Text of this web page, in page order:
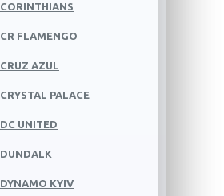
CORINTHIANS
CR FLAMENGO
CRUZ AZUL
CRYSTAL PALACE
DC UNITED
DUNDALK
DYNAMO KYIV